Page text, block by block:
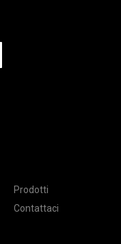
Prodotti
Contattaci